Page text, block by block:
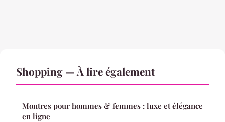
Shopping — À lire également
Montres pour hommes & femmes : luxe et élégance
en ligne